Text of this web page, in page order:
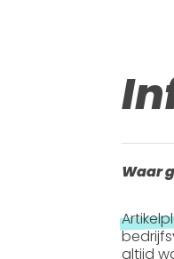
Waar
altijd